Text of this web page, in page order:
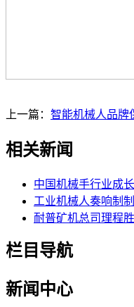
上一篇： 智能机械人品牌
相关新闻
中国机械手行业成
工业机械人奏响制
耐普矿机总司理程
栏目导航
新闻中心